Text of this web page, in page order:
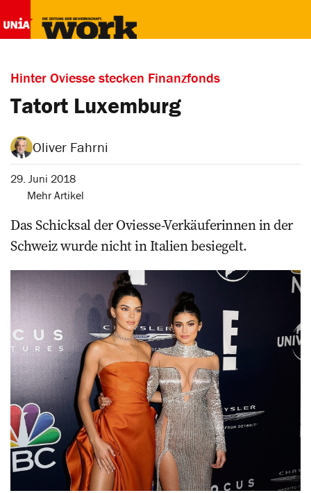
Hinter Oviesse stecken Finanzfonds
Tatort Luxemburg
Oliver Fahrni
29. Juni 2018
Mehr Artikel
Das Schicksal der Oviesse-Ver­käuferinnen in der
Schweiz wurde nicht in Italien besiegelt.